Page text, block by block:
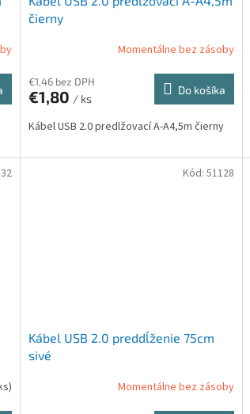
čierny
Momentálne bez zásoby
€1,46 bez DPH
€1,80 / ks
Do košíka
Kábel USB 2.0 predlžovací A-A4,5m čierny
Kábel USB 2.0 preddĺženie 75cm
sivé
Momentálne bez zásoby
Kód: 51128